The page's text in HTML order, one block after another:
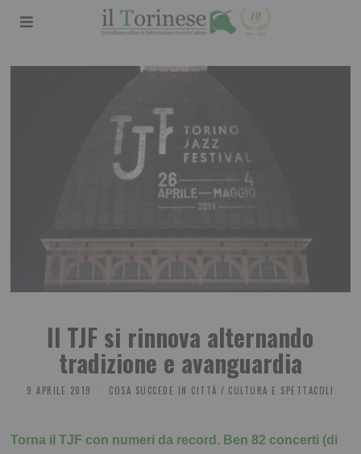
Il TJF si rinnova alternando
tradizione e avanguardia
9 APRILE 2019 COSA SUCCEDE IN CITTÀ / CULTURA E SPETTACOLI
Torna il TJF con numeri da record. Ben 82 concerti (di